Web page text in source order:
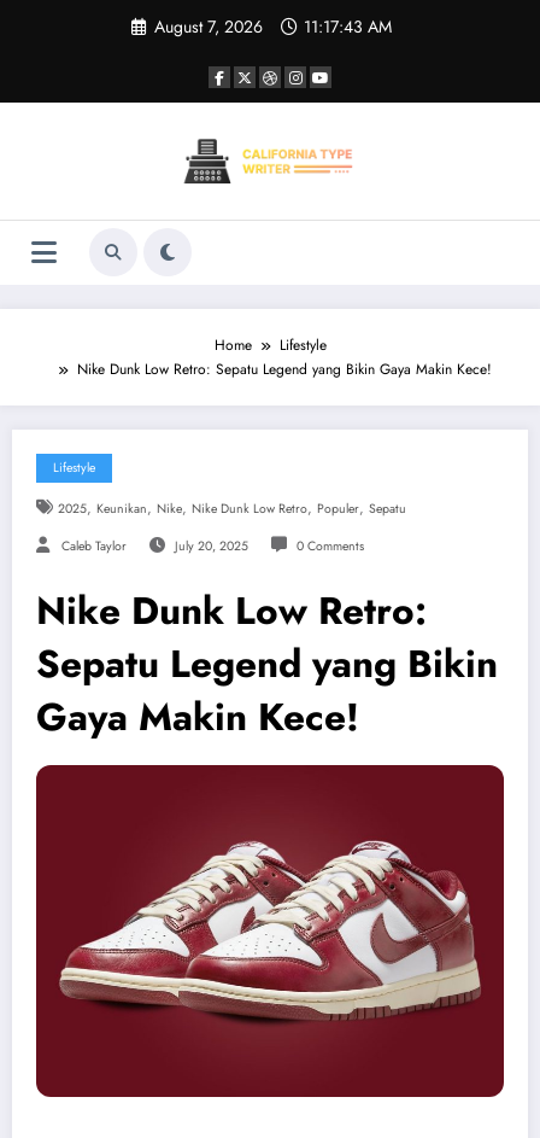
August 7, 2026 11:17:43 AM
Home
Lifestyle
Nike Dunk Low Retro: Sepatu Legend yang Bikin Gaya Makin Kece!
Lifestyle
2025, Keunikan, Nike, Nike Dunk Low Retro, Populer, Sepatu
Caleb Taylor July 20, 2025 0 Comments
Nike Dunk Low Retro:
Sepatu Legend yang Bikin
Gaya Makin Kece!